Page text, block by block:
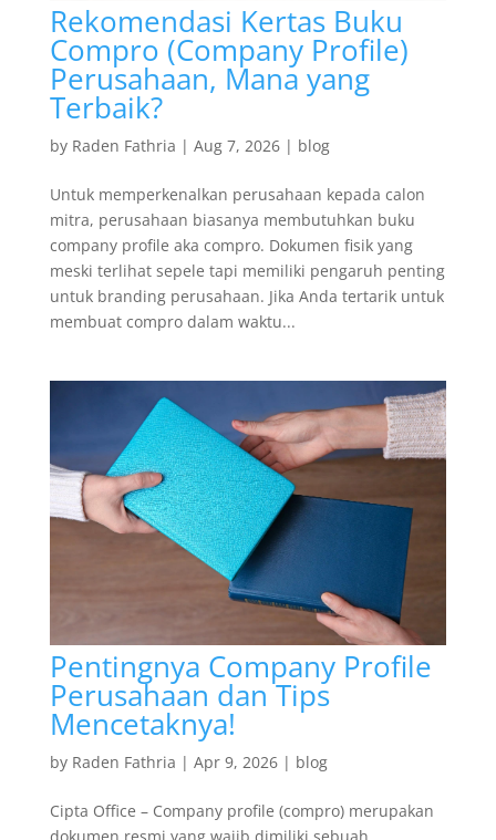
Rekomendasi Kertas Buku
Compro (Company Profile)
Perusahaan, Mana yang
Terbaik?
by Raden Fathria | Aug 7, 2026| blog
Untuk memperkenalkan perusahaan kepada calon
mitra, perusahaan biasanya membutuhkan buku
company profile aka compro. Dokumen fisik yang
meski terlihat sepele tapi memiliki pengaruh penting
untuk branding perusahaan. Jika Anda tertarik untuk
membuat compro dalam waktu...
Pentingnya Company Profile
Perusahaan dan Tips
Mencetaknya!
by Raden Fathria | Apr 9, 2026| blog
Cipta Office – Company profile (compro) merupakan